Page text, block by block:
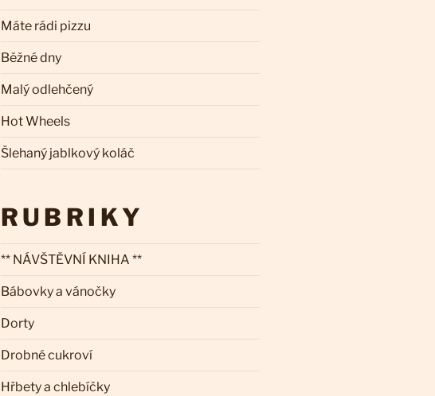
Máte rádi pizzu
Běžné dny
Malý odlehčený
Hot Wheels
Šlehaný jablkový koláč
RUBRIKY
** NÁVŠTĚVNÍ KNIHA **
Bábovky a vánočky
Dorty
Drobné cukroví
Hřbety a chlebíčky